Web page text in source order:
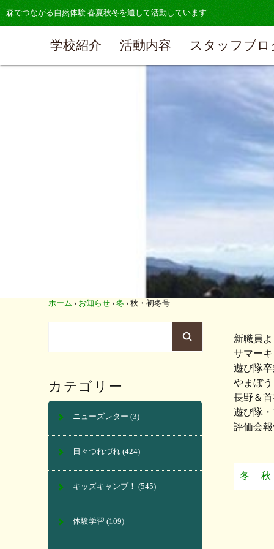
森でつながる自然体験 春夏秋冬を通して活動しています
学校紹介 活動内容 スタッフブロ
ホーム › お知らせ › 冬 › 秋・初冬号
新職員
サマー
遊び隊
やまぼ
長野＆
遊び隊
評価会
冬 秋
カテゴリー
ニューズレター (3)
日々つれづれ (424)
キッズキャンプ！ (545)
体験学習 (109)